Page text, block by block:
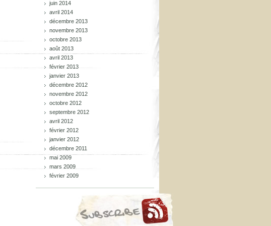
juin 2014
avril 2014
décembre 2013
novembre 2013
octobre 2013
août 2013
avril 2013
février 2013
janvier 2013
décembre 2012
novembre 2012
octobre 2012
septembre 2012
avril 2012
février 2012
janvier 2012
décembre 2011
mai 2009
mars 2009
février 2009